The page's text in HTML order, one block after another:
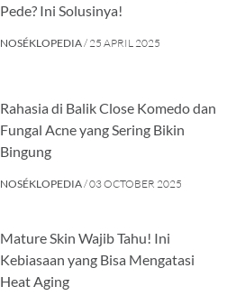
Pede? Ini Solusinya!
NOSÉKLOPEDIA/ 25 APRIL 2025
Rahasia di Balik Close Komedo dan
Fungal Acne yang Sering Bikin
Bingung
NOSÉKLOPEDIA/ 03 OCTOBER 2025
Mature Skin Wajib Tahu! Ini
Kebiasaan yang Bisa Mengatasi
Heat Aging